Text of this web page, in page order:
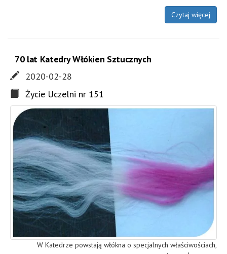
Czytaj więcej
70 lat Katedry Włókien Sztucznych
2020-02-28
Życie Uczelni nr 151
W Katedrze powstają włókna o specjalnych właściwościach,